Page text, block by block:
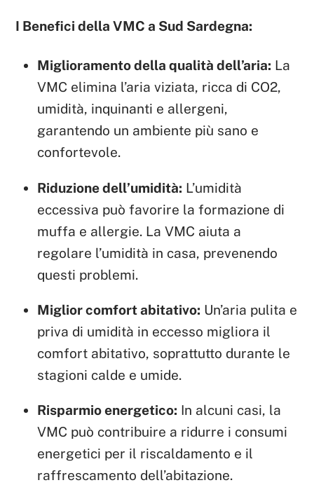
I Benefici della VMC a Sud Sardegna:
Miglioramento della qualità dell’aria: La
VMC elimina l’aria viziata, ricca di CO2,
umidità, inquinanti e allergeni,
garantendo un ambiente più sano e
confortevole.
Riduzione dell’umidità: L’umidità
eccessiva può favorire la formazione di
muffa e allergie. La VMC aiuta a
regolare l’umidità in casa, prevenendo
questi problemi.
Miglior comfort abitativo: Un’aria pulita e
priva di umidità in eccesso migliora il
comfort abitativo, soprattutto durante le
stagioni calde e umide.
Risparmio energetico: In alcuni casi, la
VMC può contribuire a ridurre i consumi
energetici per il riscaldamento e il
raffrescamento dell’abitazione.